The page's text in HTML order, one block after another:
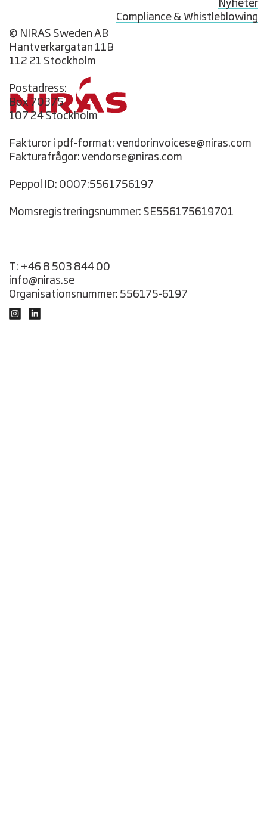
© NIRAS Sweden AB
Hantverkargatan 11B
112 21 Stockholm
Postadress:
Box 70375
107 24 Stockholm
Fakturor i pdf-format: vendorinvoicese@niras.com
Fakturafrågor: vendorse@niras.com
Peppol ID: 0007:5561756197
Momsregistreringsnummer: SE556175619701
T: +46 8 503 844 00
info@niras.se
Organisationsnummer: 556175-6197
Nyheter
Compliance & Whistleblowing